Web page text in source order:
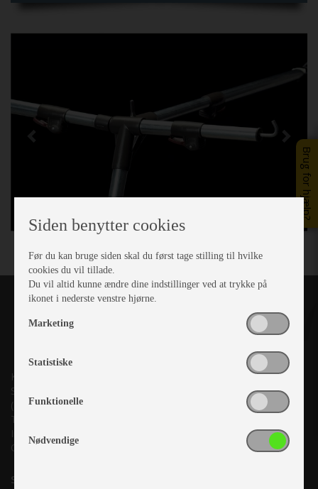
Brug for hjælp?
Previous Next
Kronjyllands Camping Center A/S
Suderholmen 10, 8960 Randers SØ
(Lige ud til Grenåvej)
Tlf. +45 87 10 98 70
Info@as-kcc.dk
CVR: 33 38 77 33
Samtykke til nyhedsbrev
Siden benytter cookies
Før du kan bruge siden skal du først tage stilling til hvilke
cookies du vil tillade.
Du vil altid kunne ændre dine indstillinger ved at trykke på
ikonet i nederste venstre hjørne.
Marketing
Statistiske
Funktionelle
Nødvendige